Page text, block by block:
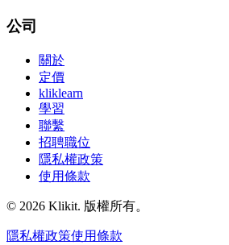
公司
關於
定價
kliklearn
學習
聯繫
招聘職位
隱私權政策
使用條款
© 2026 Klikit. 版權所有。
隱私權政策使用條款